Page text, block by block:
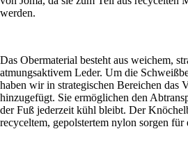
werden.
Das Obermaterial besteht aus weichem,
atmungsaktivem Leder. Um die
haben wir in strategischen Bereichen das
hinzugefügt. Sie ermöglichen den
der Fuß jederzeit kühl bleibt. Der
recyceltem, gepolstertem nylon sorgen für